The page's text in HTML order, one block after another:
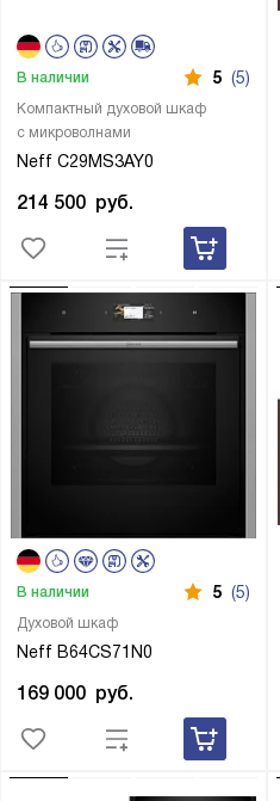
Компактный духовой шкаф
с микроволнами
Neff C29MS3AY0
В наличии 5 (5)
214 500 руб.
Духовой шкаф
Neff B64CS71N0
В наличии 5 (5)
169 000 руб.